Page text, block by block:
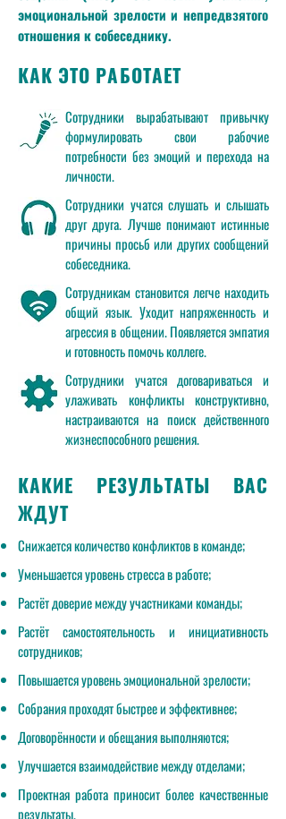
эмоциональной зрелости и непредвзятого
отношения к собеседнику.
КАК ЭТО РАБОТАЕТ
Сотрудники вырабатывают привычку
формулировать свои рабочие
потребности без эмоций и перехода на
личности.
Сотрудники учатся слушать и слышать
друг друга. Лучше понимают истинные
причины просьб или других сообщений
собеседника.
Сотрудникам становится легче находить
общий язык. Уходит напряженность и
агрессия в общении. Появляется эмпатия
и готовность помочь коллеге.
Сотрудники учатся договариваться и
улаживать конфликты конструктивно,
настраиваются на поиск действенного
жизнеспособного решения.
КАКИЕ РЕЗУЛЬТАТЫ ВАС
ЖДУТ
Снижается количество конфликтов в команде;
Уменьшается уровень стресса в работе;
Растёт доверие между участниками команды;
Растёт самостоятельность и инициативность
сотрудников;
Повышается уровень эмоциональной зрелости;
Собрания проходят быстрее и эффективнее;
Договорённости и обещания выполняются;
Улучшается взаимодействие между отделами;
Проектная работа приносит более качественные
результаты.